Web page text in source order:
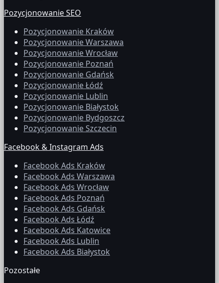
Pozycjonowanie SEO
Pozycjonowanie Kraków
Pozycjonowanie Warszawa
Pozycjonowanie Wrocław
Pozycjonowanie Poznań
Pozycjonowanie Gdańsk
Pozycjonowanie Łódź
Pozycjonowanie Lublin
Pozycjonowanie Białystok
Pozycjonowanie Bydgoszcz
Pozycjonowanie Szczecin
Facebook & Instagram Ads
Facebook Ads Kraków
Facebook Ads Warszawa
Facebook Ads Wrocław
Facebook Ads Poznań
Facebook Ads Gdańsk
Facebook Ads Łódź
Facebook Ads Katowice
Facebook Ads Lublin
Facebook Ads Białystok
Pozostałe